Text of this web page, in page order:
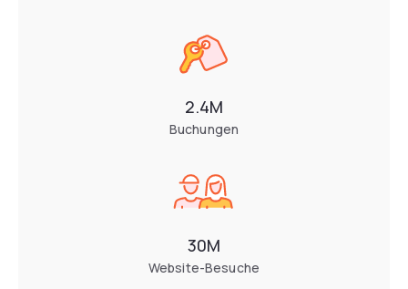
2.4M
Buchungen
30M
Website-Besuche